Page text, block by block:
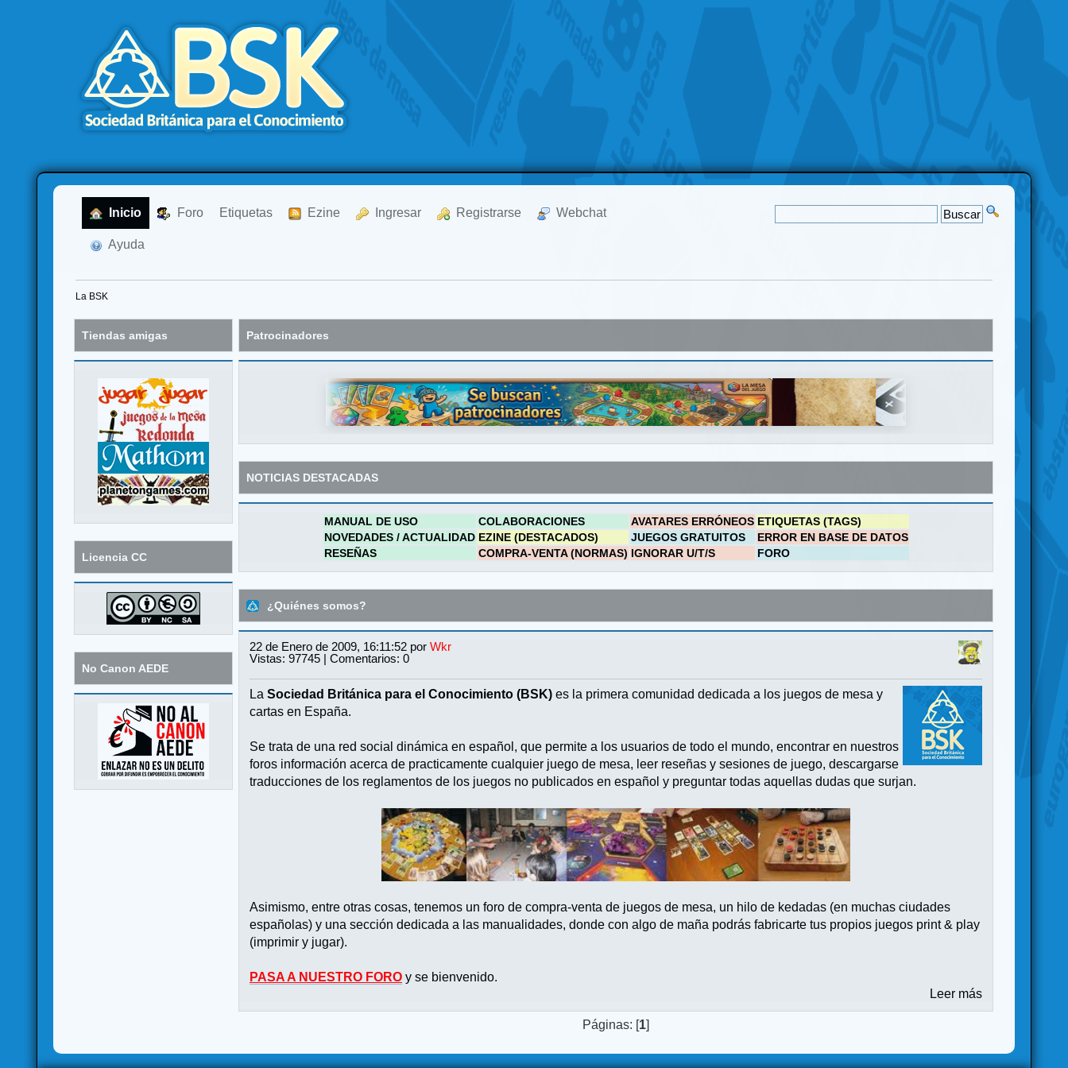
Inicio Foro Etiquetas Ezine Ingresar Registrarse Webchat
Ayuda
La BSK
Tiendas amigas
Licencia CC
No Canon AEDE
Patrocinadores
NOTICIAS DESTACADAS
MANUAL DE USO COLABORACIONES AVATARES ERRÓNEOS ETIQUETAS (TAGS)
NOVEDADES / ACTUALIDAD EZINE (DESTACADOS) JUEGOS GRATUITOS
ERROR EN BASE DE DATOS
RESEÑAS
COMPRA-VENTA (NORMAS) IGNORAR U/T/S FORO
¿Quiénes somos?
22 de Enero de 2009, 16:11:52 por Wkr
Vistas: 97745 | Comentarios: 0
La Sociedad Británica para el Conocimiento (BSK) es la primera comunidad dedicada a los juegos de mesa y
cartas en España.
Se trata de una red social dinámica en español, que permite a los usuarios de todo el mundo, encontrar en nuestros
foros información acerca de practicamente cualquier juego de mesa, leer reseñas y sesiones de juego, descargarse
traducciones de los reglamentos de los juegos no publicados en español y preguntar todas aquellas dudas que surjan.
Asimismo, entre otras cosas, tenemos un foro de compra-venta de juegos de mesa, un hilo de kedadas (en muchas ciudades
españolas) y una sección dedicada a las manualidades, donde con algo de maña podrás fabricarte tus propios juegos print & play
(imprimir y jugar).
PASA A NUESTRO FORO y se bienvenido.
Leer más
Páginas: [1]